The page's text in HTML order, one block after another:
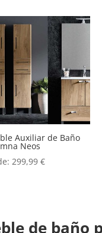
Auxiliar de Baño
Neos
299,99 €
de baño